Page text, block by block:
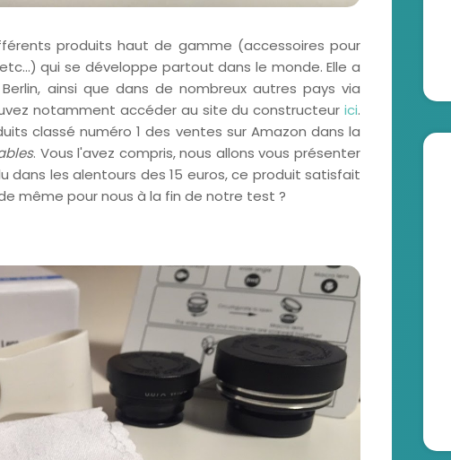
produits haut de gamme (accessoires pour
qui se développe partout dans le monde. Elle a
ainsi que dans de nombreux autres pays via
notamment accéder au site du constructeur ici.
classé numéro 1 des ventes sur Amazon dans la
. Vous l'avez compris, nous allons vous présenter
dans les alentours des 15 euros, ce produit satisfait
même pour nous à la fin de notre test ?